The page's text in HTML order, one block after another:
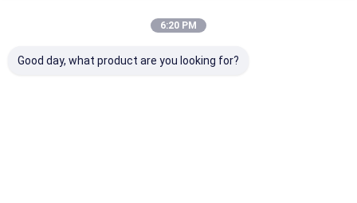
6:20 PM
Good day, what product are you looking for?